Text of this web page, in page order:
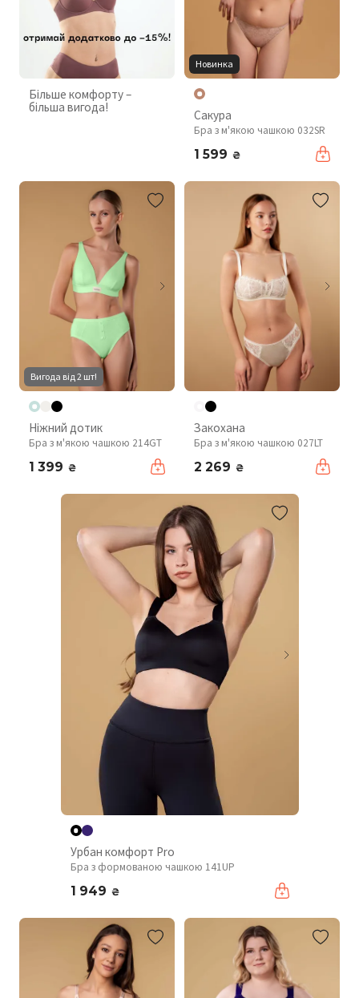
Більше комфорту –
більша вигода!
Новинка
Сакура
Бра з м'якою чашкою 032SR
1 599 ₴
Вигода від 2 шт!
Ніжний дотик
Бра з м'якою чашкою 214GT
1 399 ₴
Закохана
Бра з м'якою чашкою 027LT
2 269 ₴
Урбан комфорт Pro
Бра з формованою чашкою 141UP
1 949 ₴